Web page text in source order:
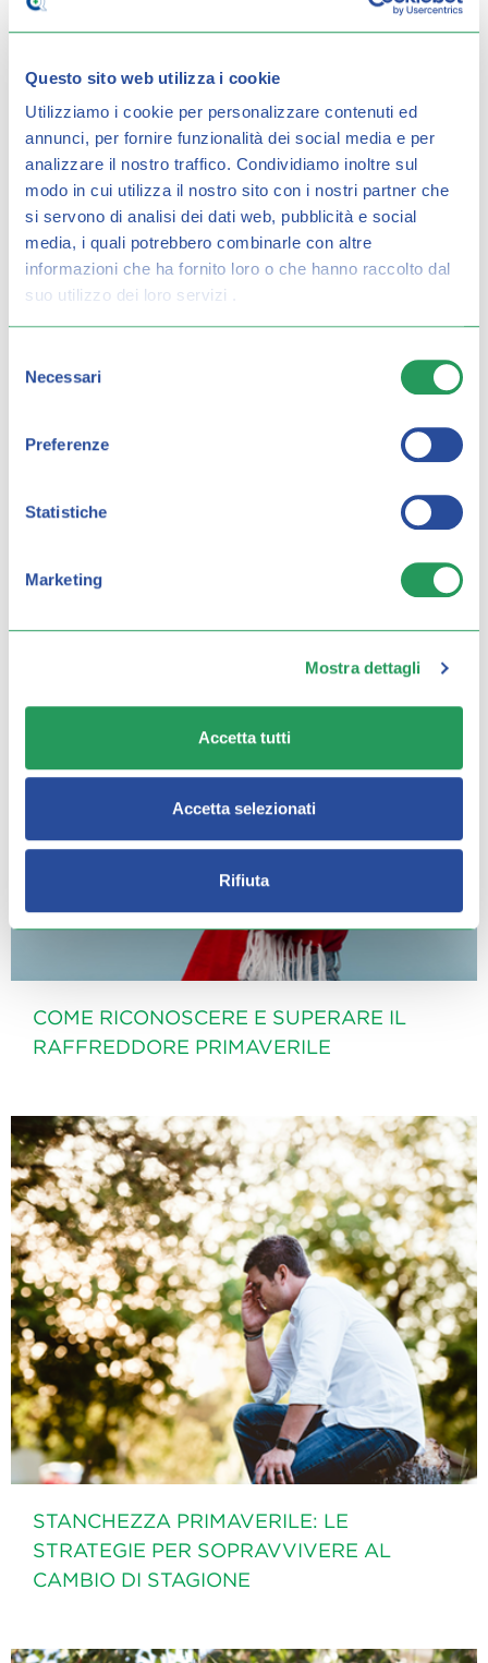
Questo sito web utilizza i cookie
Utilizziamo i cookie per personalizzare contenuti ed
annunci, per fornire funzionalità dei social media e per
analizzare il nostro traffico. Condividiamo inoltre sul
modo in cui utilizza il nostro sito con i nostri partner che
si servono di analisi dei dati web, pubblicità e social
media, i quali potrebbero combinarle con altre
informazioni che ha fornito loro o che hanno raccolto dal
suo utilizzo dei loro servizi .
delNecessari
Preferenze
Statistiche
Marketing
Mostra dettagli
Accetta tutti
Accetta selezionati
Rifiuta
QUALE SAPONE SCEGLIERE: PH E AREE
DEL CORPO
RITARDO DEL CICLO MESTRUALE:
COME RICONOSCERE E SUPERARE IL
RAFFREDDORE PRIMAVERILE
STANCHEZZA PRIMAVERILE: LE
STRATEGIE PER SOPRAVVIVERE AL
CAMBIO DI STAGIONE